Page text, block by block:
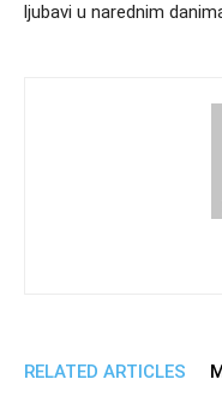
ljubavi u narednim
RELATED ARTICLES